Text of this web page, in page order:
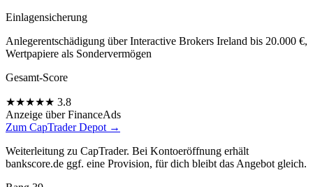
Einlagensicherung
Anlegerentschädigung über Interactive Brokers Ireland bis 20.000 €,
Wertpapiere als Sondervermögen
Gesamt-Score
★★★★★ 3.8
Anzeige über FinanceAds
Zum CapTrader Depot →
Weiterleitung zu CapTrader. Bei Kontoeröffnung erhält
bankscore.de ggf. eine Provision, für dich bleibt das Angebot gleich.